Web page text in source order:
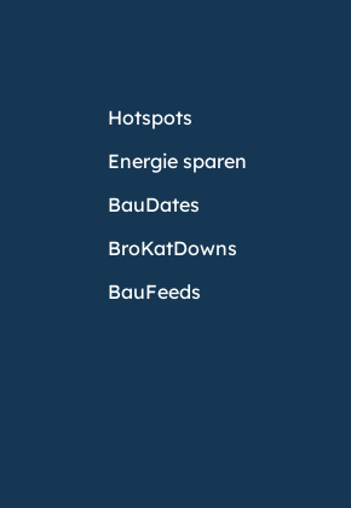
Hotspots
Energie sparen
BauDates
BroKatDowns
BauFeeds